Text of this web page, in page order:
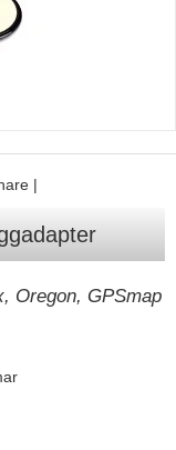
|
Oregon, GPSmap